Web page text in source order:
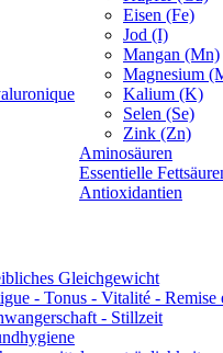
Eisen (Fe)
Jod (I)
Mangan (Mn)
Magnesium
Kalium (K)
Selen (Se)
Zink (Zn)
Aminosäuren
Essentielle
Antioxidantien
Gleichgewicht
- Tonus - Vitalité - Remise
- Stillzeit